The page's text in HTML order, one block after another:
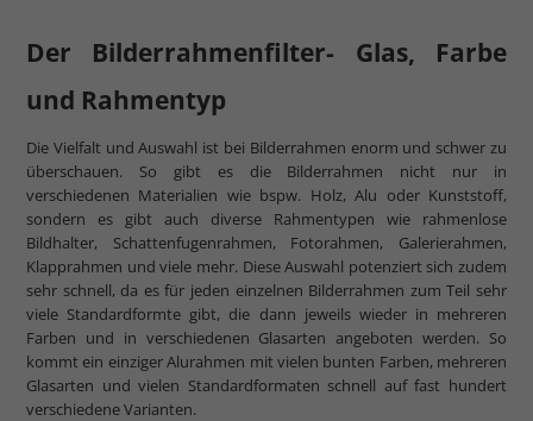
Der Bilderrahmenfilter- Glas, Farbe
und Rahmentyp
Die Vielfalt und Auswahl ist bei Bilderrahmen enorm und schwer zu
überschauen. So gibt es die Bilderrahmen nicht nur in
verschiedenen Materialien wie bspw. Holz, Alu oder Kunststoff,
sondern es gibt auch diverse Rahmentypen wie rahmenlose
Bildhalter, Schattenfugenrahmen, Fotorahmen, Galerierahmen,
Klapprahmen und viele mehr. Diese Auswahl potenziert sich zudem
sehr schnell, da es für jeden einzelnen Bilderrahmen zum Teil sehr
viele Standardformte gibt, die dann jeweils wieder in mehreren
Farben und in verschiedenen Glasarten angeboten werden. So
kommt ein einziger Alurahmen mit vielen bunten Farben, mehreren
Glasarten und vielen Standardformaten schnell auf fast hundert
verschiedene Varianten.